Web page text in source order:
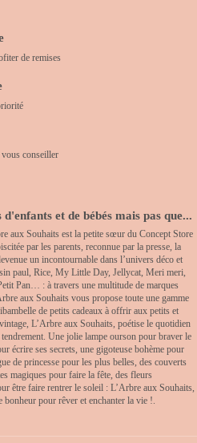
de remises
conseiller
et de bébés mais pas que...
aux Souhaits est la petite sœur du Concept Store
par les parents, reconnue par la presse, la
un incontournable dans l’univers déco et
paul, Rice, My Little Day, Jellycat, Meri meri,
Pan… : à travers une multitude de marques
aux Souhaits vous propose toute une gamme
de petits cadeaux à offrir aux petits et
L’Arbre aux Souhaits, poétise le quotidien
tendrement. Une jolie lampe ourson pour braver le
écrire ses secrets, une gigoteuse bohème pour
de princesse pour les plus belles, des couverts
magiques pour faire la fête, des fleurs
être faire rentrer le soleil : L’Arbre aux Souhaits,
bonheur pour rêver et enchanter la vie !.